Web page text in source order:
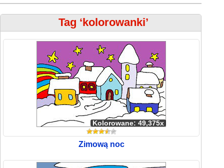
Tag ‘kolorowanki’
Kolorowane: 49,375x
Zimową noc